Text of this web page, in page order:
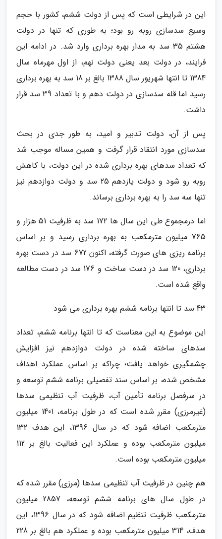
این در شرایطی است که پس از دولت ششم، کشور با حجم
وسیع سدسازی روبه رو بود؛ به طوری که تنها در دولت
هشتم 35 سد به مدار بهره برداری وارد شد. در ادامه این
فرایند، در دولت بعد یعنی دولت نهم، از اول مهرماه سال
1384 تا انتها شهریور سال 1388 بالغ بر 18 سد به بهره برداری
رسید اما قله سدسازی در دولت دهم و با تعداد 39 سد قرار
داشت.
پس از آن، دولت تدبیر و امید، به طور جدی در بحث
سدسازی مورد انتقاد قرار گرفت و همین مساله موجب شد
که تعداد سدهای بهره برداری شده در این دولت، با کاهش
روبه رو شود و دولت یازدهم 25 سد و دولت دوازدهم نیز
تنها سه سد را به بهره برداری برساند.
اما درمجموع طی این سال ها 172 سد به ظرفیت 51 هزار و
765 میلیون مترمکعب به بهره برداری رسید و بر اساس
برنامه ریزی های صورت گرفته، اکنون 672 سد در دست بهره
برداری، 120 سد در دست ساخت و 176 سد در دست مطالعه
واقع شده است.
43 سد تا انتها برنامه ششم بهره برداری می شود
این موضوع به این معناست که تا انتها برنامه ششم، تعداد
سدهای ساخته شده در دولت دوازدهم نیز افزایش
چشمگیری خواهد یافت؛ چراکه بر اساس عملکرد اهداف
مشخص شده، بر اساس سند تفصیلی برنامه ششم توسعه و
در سرفصل برنامه تأمین آب، ظرفیت آب تنظیمی سدها
(غیرمرزی) مقرر شده است که در طول برنامه، 1401 میلیون
مترمکعب اضافه شود که در سال 1396، این هدف 132
میلیون مترمکعب بوده و عملکرد این فعالیت بالغ بر 112
میلیون مترمکعب بوده است.
هم چنین در ظرفیت آب تنظیمی سدها (مرزی) مقرر شده که
در طول سال های برنامه ششم توسعه، 2857 میلیون
مترمکعب ظرفیت تنظیم اضافه شود که در سال 1396، این
هدف، 314 میلیون مترمکعب بوده و عملکرد هم بالغ بر 228